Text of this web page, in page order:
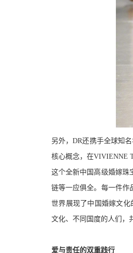
另外，DR还携手全球知
核心概念，在VIVIENNE
这个全新中国高级婚嫁珠
链等一应俱全。每一件作
世界展现了中国婚嫁文化
文化、不同国度的人们，
爱与责任的双重践行